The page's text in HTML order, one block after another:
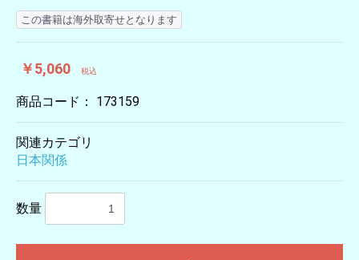
この書籍は海外取寄せとなります
￥5,060 税込
商品コード： 173159
関連カテゴリ
日本関係
数量